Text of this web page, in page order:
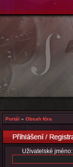
Portál » Obsah fóra
Uživatelské jméno: